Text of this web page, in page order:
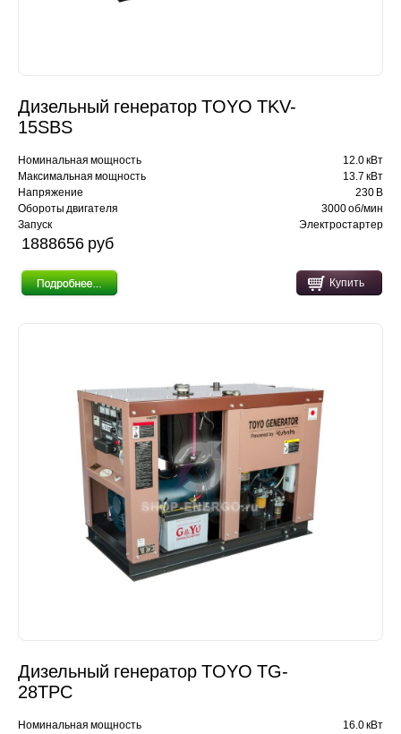
Дизельный генератор TOYO TKV-
15SBS
Номинальная мощность
12.0 кВт
Максимальная мощность
13.7 кВт
Напряжение
230 В
Обороты двигателя
3000 об/мин
Запуск
Электростартер
1888656 pуб
Купить
Дизельный генератор TOYO TG-
28TPC
Номинальная мощность
16.0 кВт